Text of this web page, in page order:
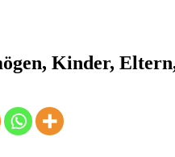
Kinder,